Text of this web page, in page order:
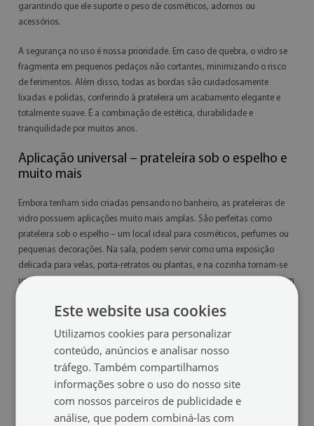
garantindo que ele suporte o peso de cosméticos, adornos ou
acessórios.
A segurança no uso é nossa prioridade. Em caso de quebra, o vidro se
fragmenta em pequenos pedaços não cortantes, minimizando o risco
de ferimentos. Além disso, todas as bordas são cuidadosamente
lixadas e polidas, conferindo à prateleira um acabamento elegante e
totalmente suave. É a combinação de estética, durabilidade e
tranquilidade por muitos anos.
Aplicação universal – prateleira sob o espelho e
muito mais
Embora tenham sido criadas pensando no banheiro, as prateleiras de
vidro possuem aplicações muito mais amplas. São perfeitas como
prateleira sob o espelho – um local ideal para cosméticos, perfumes ou
pequenas decorações. Na sala, podem servir como uma exposição
delicada para velas, porta-retratos ou plantas, e na cozinha tornam-se
um espaço prático para temperos e utensílios. Seu visual neutro faz com
decoração.
Escolha o tamanho ideal para o seu ambiente
Sabemos que cada espaço exige soluções individuais. Por isso, nossas
prateleiras estão disponíveis em vários tamanhos – desde os
compactos de 40 cm, ideais para banheiros pequenos, até modelos
maiores de 100 cm de largura, que ficam ótimos sob espelhos grandes.
Este website usa cookies
Utilizamos cookies para personalizar
conteúdo, anúncios e analisar nosso
tráfego. Também compartilhamos
informações sobre o uso do nosso site
com nossos parceiros de publicidade e
análise, que podem combiná-las com